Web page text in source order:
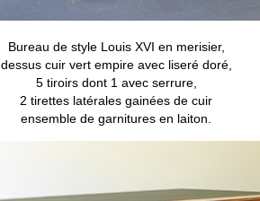
Bureau de style Louis XVI en merisier,
dessus cuir vert empire avec liseré doré,
5 tiroirs dont 1 avec serrure,
2 tirettes latérales gainées de cuir
ensemble de garnitures en laiton.